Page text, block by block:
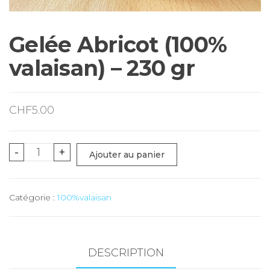
Gelée Abricot (100%
valaisan) – 230 gr
CHF5.00
-
quantité
Abricot
+ Ajouter au panier
Catégorie :100%valaisan
DESCRIPTION